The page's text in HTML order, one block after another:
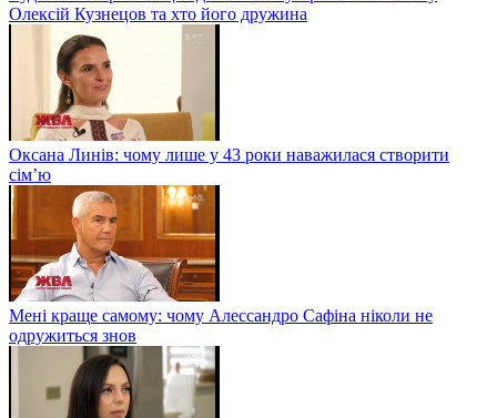
Олексій Кузнецов та хто його дружина
Оксана Линів: чому лише у 43 роки наважилася створити
сім’ю
Мені краще самому: чому Алессандро Сафіна ніколи не
одружиться знов